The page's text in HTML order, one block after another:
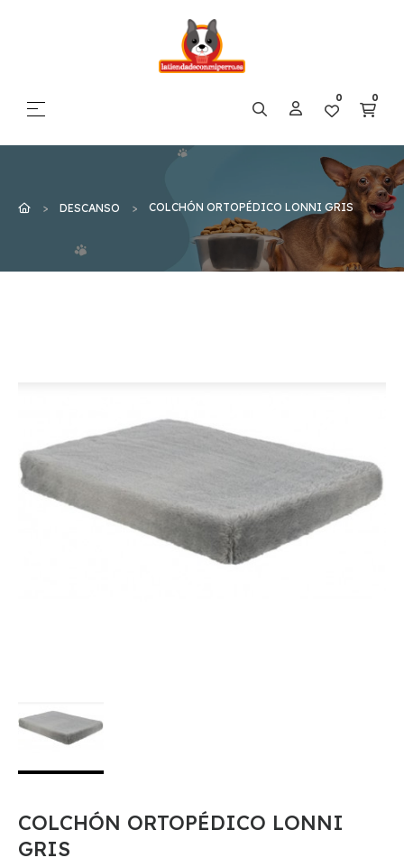
Navegación de palanca
☰ 0 0
DESCANSO COLCHÓN ORTOPÉDICO LONNI GRIS
COLCHÓN ORTOPÉDICO LONNI
GRIS